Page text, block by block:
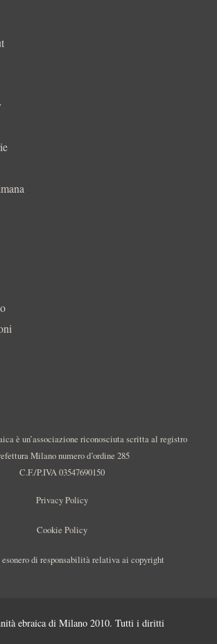
è un’associazione riconosciuta scritta al registro
Milano numero d’ordine 285
C.F./P.IVA 03547690150
Privacy Policy
Cookie Policy
di responsabilità relativa ai copyright
ebraica di Milano 2010. Tutti i diritti